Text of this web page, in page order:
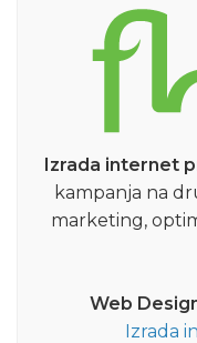
Izrada internet
kampanja na
marketing,
Web
Izrada